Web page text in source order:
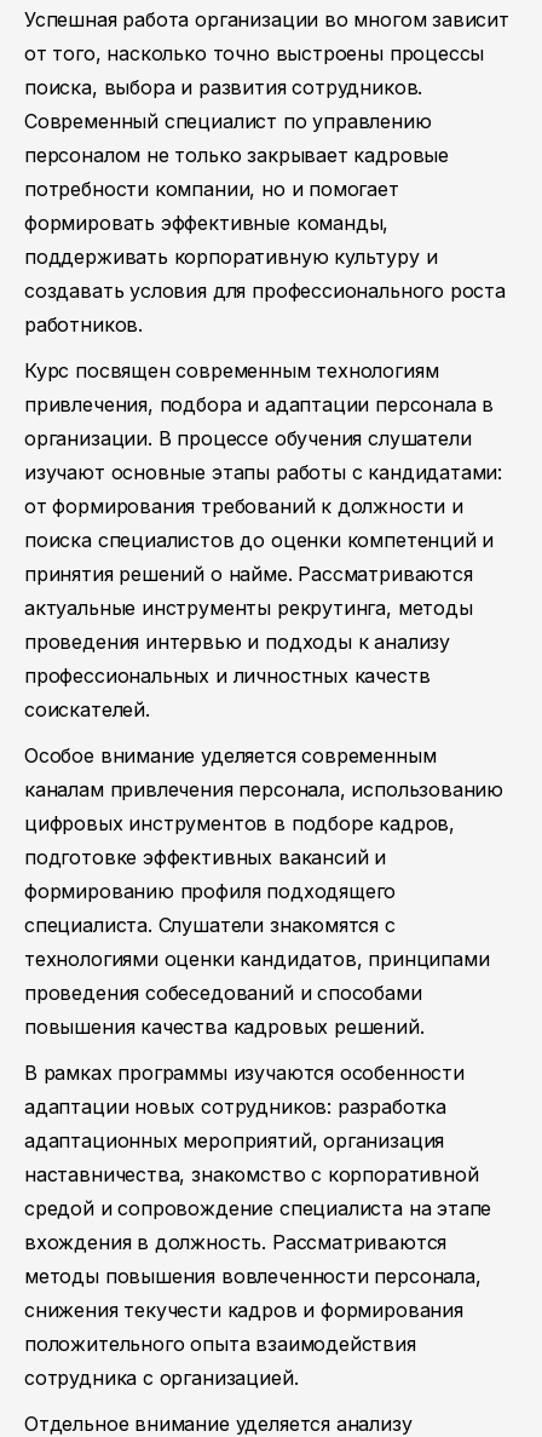
Успешная работа организации во многом зависит
от того, насколько точно выстроены процессы
поиска, выбора и развития сотрудников.
Современный специалист по управлению
персоналом не только закрывает кадровые
потребности компании, но и помогает
формировать эффективные команды,
поддерживать корпоративную культуру и
создавать условия для профессионального роста
работников.
Курс посвящен современным технологиям
привлечения, подбора и адаптации персонала в
организации. В процессе обучения слушатели
изучают основные этапы работы с кандидатами:
от формирования требований к должности и
поиска специалистов до оценки компетенций и
принятия решений о найме. Рассматриваются
актуальные инструменты рекрутинга, методы
проведения интервью и подходы к анализу
профессиональных и личностных качеств
соискателей.
Особое внимание уделяется современным
каналам привлечения персонала, использованию
цифровых инструментов в подборе кадров,
подготовке эффективных вакансий и
формированию профиля подходящего
специалиста. Слушатели знакомятся с
технологиями оценки кандидатов, принципами
проведения собеседований и способами
повышения качества кадровых решений.
В рамках программы изучаются особенности
адаптации новых сотрудников: разработка
адаптационных мероприятий, организация
наставничества, знакомство с корпоративной
средой и сопровождение специалиста на этапе
вхождения в должность. Рассматриваются
методы повышения вовлеченности персонала,
снижения текучести кадров и формирования
положительного опыта взаимодействия
сотрудника с организацией.
Отдельное внимание уделяется анализу